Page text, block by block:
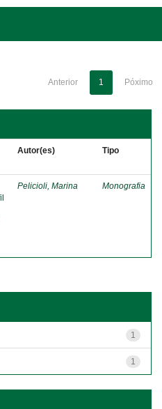
Anterior 1 Póximo
Autor(es) Tipo
Pelicioli, Marina Monografia
1
1